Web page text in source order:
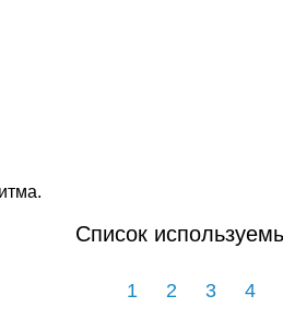
Список
1 2 3 4